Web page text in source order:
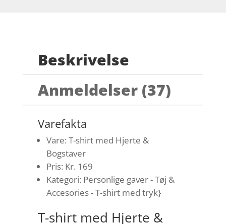
Beskrivelse
Anmeldelser (37)
Varefakta
Vare: T-shirt med Hjerte &
Bogstaver
Pris: Kr. 169
Kategori: Personlige gaver - Tøj &
Accesories - T-shirt med tryk}
T-shirt med Hjerte &